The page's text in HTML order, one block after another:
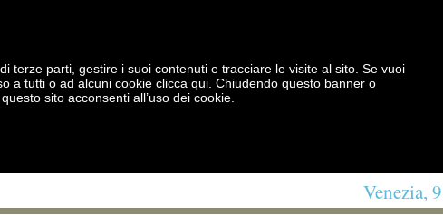
terze parti, gestire i suoi contenuti e tracciare le visite al sito. Se vuoi
a tutti o ad alcuni cookie clicca qui . Chiudendo questo banner o
sito acconsenti all’uso dei cookie.
Venezia,